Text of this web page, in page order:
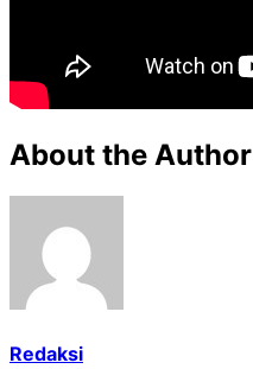
About the Author
Redaksi